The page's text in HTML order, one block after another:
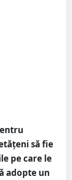
să fie
pe care le
adopte un